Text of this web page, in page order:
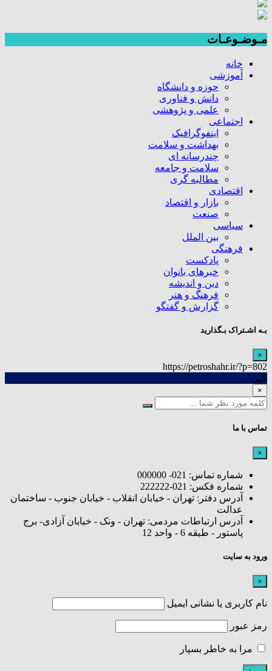
مـوضـوعـات
خانه
آموزشی
حوزه و دانشگاه
دانش و فناوری
علمی و پژوهشی
اجتماعی
اینفوگرافیک
بهداشت و سلامت
چندرسانه ای
سلامت و جامعه
مطالبه گری
اقتصادی
بازار و اقتصاد
صنعت
سیاسی
بین الملل
فرهنگی
پادکست
خبرهای بانوان
دین و اندیشه
فرهنگ و هنر
گزارش و گفتگو
بـه اشـتراک بـگذارید
×
https://petroshahr.ir/?p=802
کپی
×
تماس با ما
×
شماره تماس: 021- 000000
شماره فکس: 021-222222
آدرس دفتر: تهران - خیابان انقلاب - خیابان جنوب - ساختمان
عدالت
آدرس ارتباطات مردمی: تهران - ونک - خیابان آزادی- برج
پاستور - طبقه 6 - واحد 12
ورود به سایت
×
نام کاربری یا نشانی ایمیل
رمز عبور
مرا به خاطر بسپار